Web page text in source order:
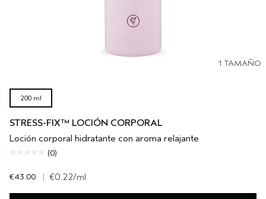
1 TAMAÑO
200 ml
STRESS-FIX™ LOCIÓN CORPORAL
Loción corporal hidratante con aroma relajante
(0)
€43.00 | €0.22/ml